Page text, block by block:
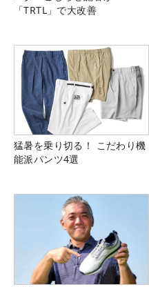
「TRTL」で大改善
猛暑を乗り切る！ こだわり機
能派パンツ4選